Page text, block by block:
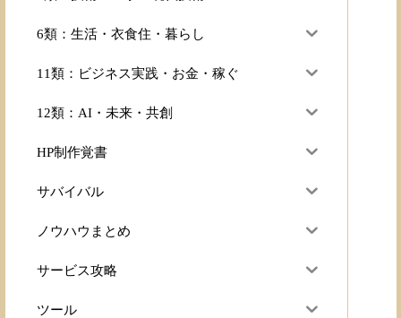
6類：生活・衣食住・暮らし
11類：ビジネス実践・お金・稼ぐ
12類：AI・未来・共創
HP制作覚書
サバイバル
ノウハウまとめ
サービス攻略
ツール